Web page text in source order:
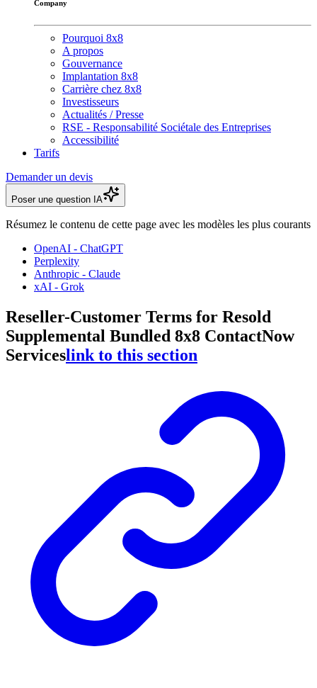
Company
Pourquoi 8x8
A propos
Gouvernance
Implantation 8x8
Carrière chez 8x8
Investisseurs
Actualités / Presse
RSE - Responsabilité Sociétale des Entreprises
Accessibilité
Tarifs
Demander un devis
Poser une question IA
Résumez le contenu de cette page avec les modèles les plus courants
OpenAI - ChatGPT
Perplexity
Anthropic - Claude
xAI - Grok
Reseller-Customer Terms for Resold
Supplemental Bundled 8x8 ContactNow
Serviceslink to this section